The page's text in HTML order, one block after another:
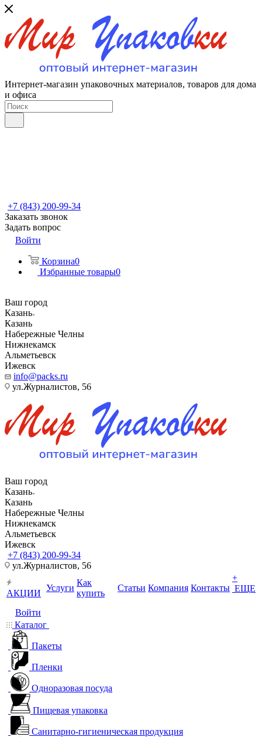
Интернет-магазин упаковочных материалов, товаров для дома
и офиса
+7 (843) 200-99-34
Заказать звонок
Задать вопрос
Войти
Корзина0
Избранные товары0
Ваш город
Казань
Казань
Набережные Челны
Нижнекамск
Альметьевск
Ижевск
info@packs.ru
ул.Журналистов, 56
Ваш город
Казань
Казань
Набережные Челны
Нижнекамск
Альметьевск
Ижевск
+7 (843) 200-99-34
ул.Журналистов, 56
АКЦИИ
Услуги
Как
купить
Статьи Компания Контакты
+
ЕЩЕ
Войти
Каталог
Пакеты
Пленки
Одноразовая посуда
Пищевая упаковка
Санитарно-гигиеническая продукция